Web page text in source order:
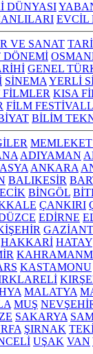
DÜNYASI
EVCİL
VE SANAT
DÖNEMİ
GENEL
SİNEMA YERLİ
KISA
FİLM
BİLİM
ADIYAMAN
ANKARA
BALIKESİR
BİNGÖL
ÇANKIRI
EDİRNE
HAKKARİ HATAY
KASTAMONU
MALATYA
MUŞ
SAKARYA
ŞIRNAK
UŞAK VAN